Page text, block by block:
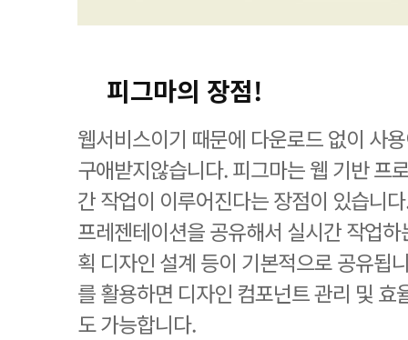
피그마의 장점!
웹서비스이기 때문에 다운로드 없이 사
구애받지않습니다. 피그마는 웹 기반 프
간 작업이 이루어진다는 장점이 있습니
프레젠테이션을 공유해서 실시간 작업
획 디자인 설계 등이 기본적으로 공유됩
를 활용하면 디자인 컴포넌트 관리 및 효
도 가능합니다.